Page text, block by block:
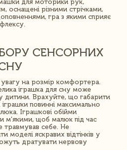
для моторики рук,
оснащені різними стрічками,
гра з якими сприяє
СЕНСОРНИХ
увагу на розмір комфортера.
іграшка для сну може
дитини. Врахуйте, що габарити
​​іграшки повинні максимально
Іграшкові обійми
м'якими, щоб малюк під час
травмував себе. Не
моделі яскравих відтінків у
дратувати нервову